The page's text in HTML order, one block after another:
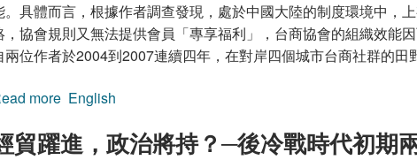
。具體而言，根據作者調查發現，處於中國大陸的制度環境中，
，協會規則又無法提供會員「專享福利」，台商協會的組織效能
兩位作者於2004到2007連續四年，在對岸四個城市台商社群的田
more about 制度環境與協會效能：大陸台商協會的個案研究
English
貿躍進，政治將持？─後冷戰時代初期